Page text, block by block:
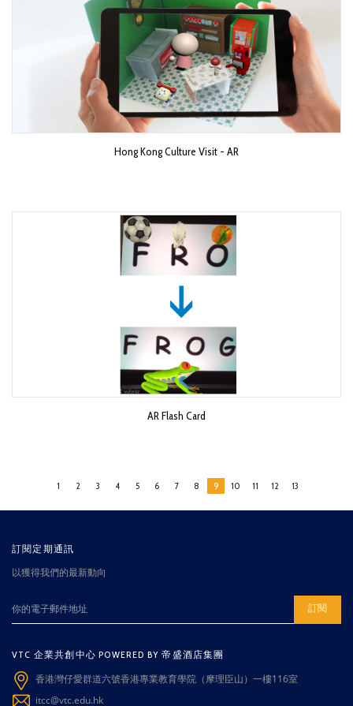
Hong Kong Culture Visit - AR
AR Flash Card
1 2 3 4 5 6 7 8 9 10 11 12 13
訂閱定期通訊
以獲得我們的最新動向
訂閱
VTC 企業共創中心 POWERED BY 帝盛酒店集團
香港灣仔愛群道六號香港專業教育學院（摩理臣山）一樓116室
itcc@vtc.edu.hk